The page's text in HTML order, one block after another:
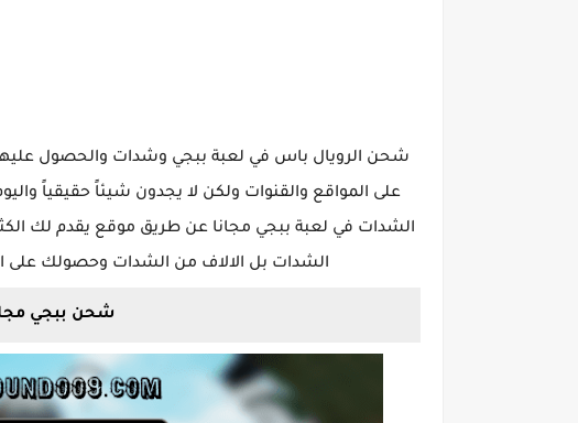
شحن الرويال باس في لعبة ببجي وشدات والحصول عليها
على المواقع والقنوات ولكن لا يجدون شيئاً حقيقياً
الشدات في لعبة ببجي مجانا عن طريق موقع يقدم لك
الشدات بل الالاف من الشدات وحصولك على
شحن ببجي مجانا